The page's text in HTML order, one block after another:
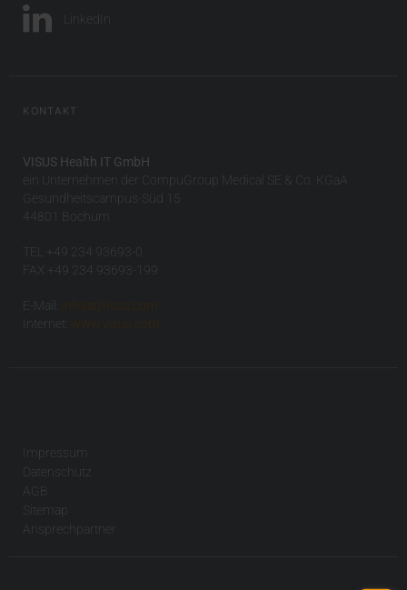
LinkedIn
KONTAKT
VISUS Health IT GmbH
ein Unternehmen der CompuGroup Medical SE & Co. KGaA
Gesundheitscampus-Süd 15
44801 Bochum
TEL +49 234 93693-0
FAX +49 234 93693-199
E-Mail:
info(at)visus.com
Internet:
www.visus.com
Impressum
Datenschutz
AGB
Sitemap
Ansprechpartner